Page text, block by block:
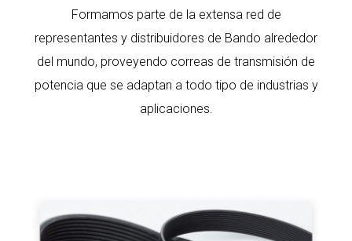
Formamos parte de la extensa red de
representantes y distribuidores de Bando alrededor
del mundo, proveyendo correas de transmisión de
potencia que se adaptan a todo tipo de industrias y
aplicaciones.